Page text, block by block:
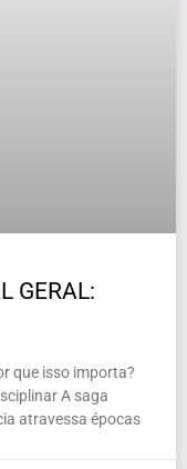
GERAL:
que isso importa?
A saga
atravessa épocas